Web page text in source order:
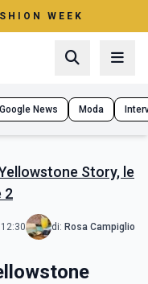
WEEK
Google News Moda
Story, le
2
di: Rosa Campiglio